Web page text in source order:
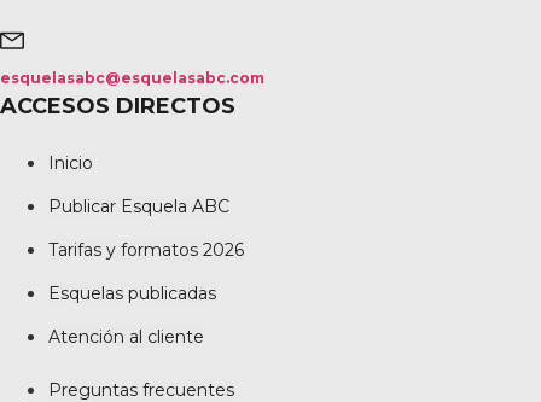
esquelasabc@esquelasabc.com
ACCESOS DIRECTOS
Inicio
Publicar Esquela ABC
Tarifas y formatos 2026
Esquelas publicadas
Atención al cliente
Preguntas frecuentes